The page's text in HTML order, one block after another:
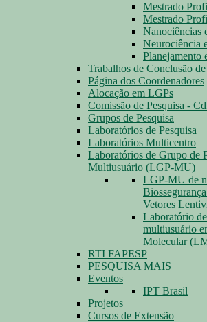
Mestrado
Mestrado
Nanociências
Neurociência
Planejamento
Trabalhos de Conclusão
Página dos Coordenadores
Alocação em LGPs
Comissão de Pesquisa -
Grupos de Pesquisa
Laboratórios de Pesquisa
Laboratórios Multicentro
Laboratórios de Grupo de
Multiusuário (LGP-MU)
LGP-MU de
Vetores
Laboratório
multiusuário
Molecular
RTI FAPESP
PESQUISA MAIS
Eventos
IPT Brasil
Projetos
Cursos de Extensão